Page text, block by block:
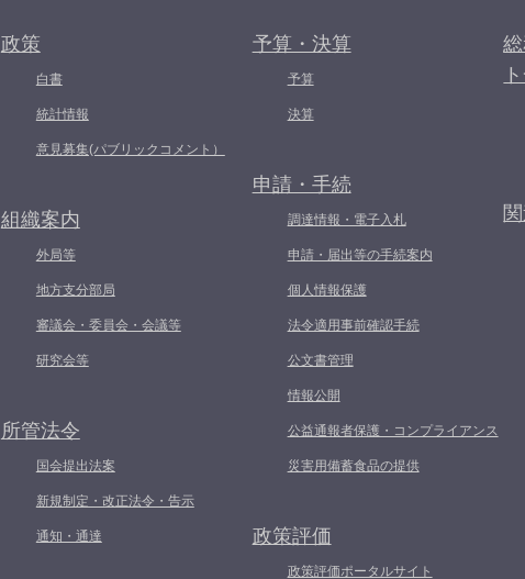
政策
白書
統計情報
意見募集(パブリックコメント）
組織案内
外局等
地方支分部局
審議会・委員会・会議等
研究会等
所管法令
国会提出法案
新規制定・改正法令・告示
通知・通達
予算・決算
予算
決算
申請・手続
調達情報・電子入札
申請・届出等の手続案内
個人情報保護
法令適用事前確認手続
公文書管理
情報公開
公益通報者保護・コンプライアンス
災害用備蓄食品の提供
政策評価
政策評価ポータルサイト